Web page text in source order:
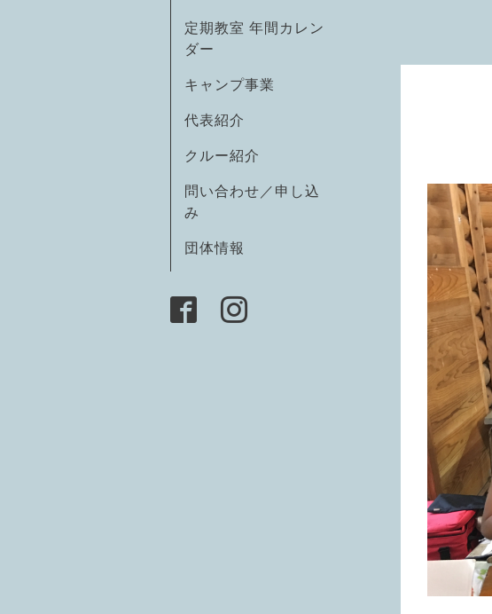
定期教室 年間カレン
ダー
キャンプ事業
代表紹介
クルー紹介
問い合わせ／申し込
み
団体情報